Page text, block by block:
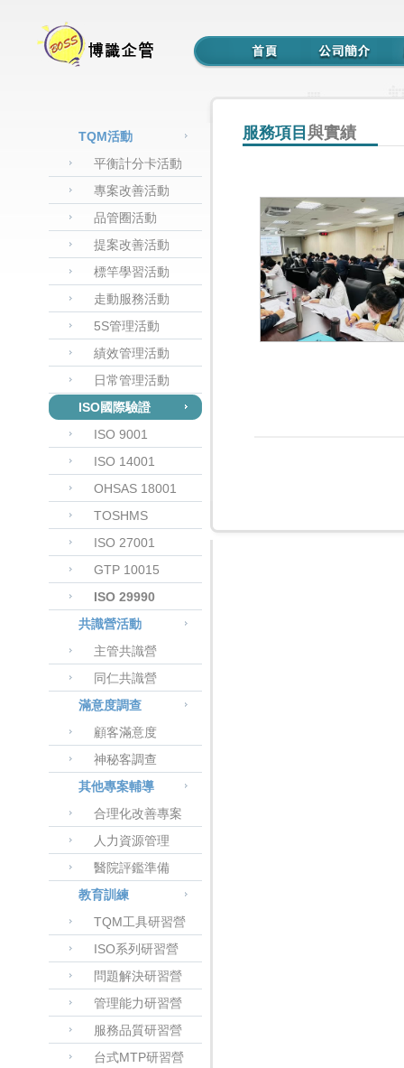
TQM活動
平衡計分卡活動
專案改善活動
品管圈活動
提案改善活動
標竿學習活動
走動服務活動
5S管理活動
績效管理活動
日常管理活動
ISO國際驗證
ISO 9001
ISO 14001
OHSAS 18001
TOSHMS
ISO 27001
GTP 10015
ISO 29990
共識營活動
主管共識營
同仁共識營
滿意度調查
顧客滿意度
神秘客調查
其他專案輔導
合理化改善專案
人力資源管理
醫院評鑑準備
教育訓練
TQM工具研習營
ISO系列研習營
問題解決研習營
管理能力研習營
服務品質研習營
台式MTP研習營
服務項目 與實績